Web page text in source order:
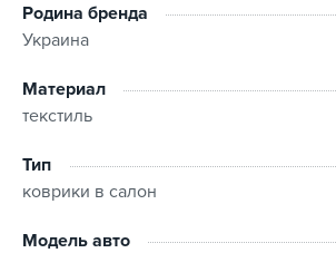
Для некоторых автомобилей с
ряда сидений задний ковер может
данном случаи перемычка не входит в
(зависит от конструкции автомобиля)
Родина бренда
Украина
Материал
текстиль
Тип
коврики в салон
Модель авто